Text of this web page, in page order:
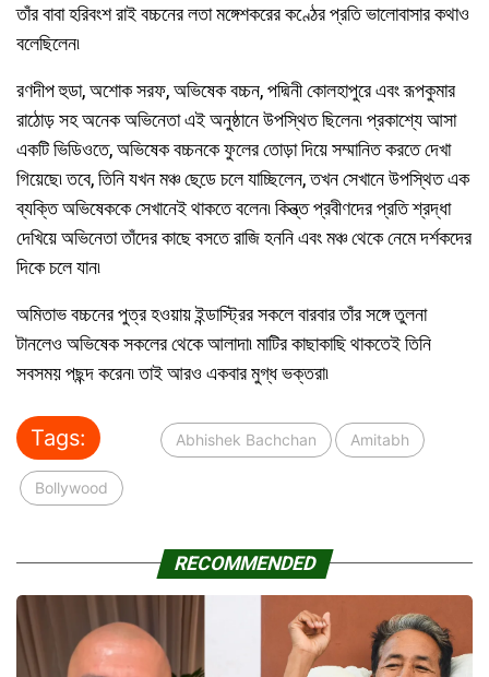
তাঁর বাবা হরিবংশ রাই বচ্চনের লতা মঙ্গেশকরের কণ্ঠের প্রতি ভালোবাসার কথাও
বলেছিলেন৷
রণদীপ হুডা, অশোক সরফ, অভিষেক বচ্চন, পদ্মিনী কোলহাপুরে এবং রূপকুমার
রাঠোড় সহ অনেক অভিনেতা এই অনুষ্ঠানে উপস্থিত ছিলেন৷ প্রকাশ্যে আসা
একটি ভিডিওতে, অভিষেক বচ্চনকে ফুলের তোড়া দিয়ে সম্মানিত করতে দেখা
গিয়েছে৷ তবে, তিনি যখন মঞ্চ ছেডে় চলে যাচ্ছিলেন, তখন সেখানে উপস্থিত এক
ব্যক্তি অভিষেককে সেখানেই থাকতে বলেন৷ কিন্ত্ত প্রবীণদের প্রতি শ্রদ্ধা
দেখিয়ে অভিনেতা তাঁদের কাছে বসতে রাজি হননি এবং মঞ্চ থেকে নেমে দর্শকদের
দিকে চলে যান৷
অমিতাভ বচ্চনের পুত্র হওয়ায় ইন্ডাস্ট্রির সকলে বারবার তাঁর সঙ্গে তুলনা
টানলেও অভিষেক সকলের থেকে আলাদা৷ মাটির কাছাকাছি থাকতেই তিনি
সবসময় পছন্দ করেন৷ তাই আরও একবার মুগ্ধ ভক্তরা৷
Tags: Abhishek Bachchan Amitabh
Bollywood
RECOMMENDED